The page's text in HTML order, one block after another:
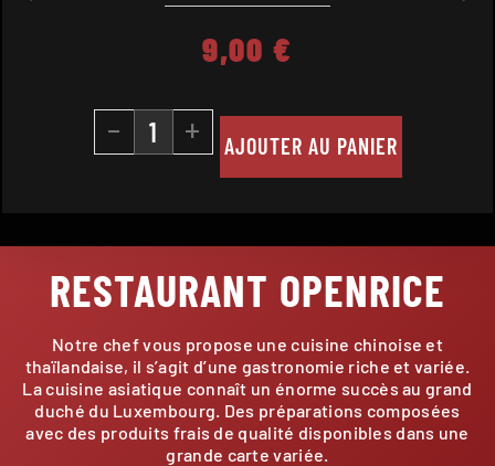
9,00 €
- + AJOUTER AU PANIER
RESTAURANT OPENRICE
Notre chef vous propose une cuisine chinoise et
thaïlandaise, il s’agit d’une gastronomie riche et variée.
La cuisine asiatique connaît un énorme succès au grand
duché du Luxembourg. Des préparations composées
avec des produits frais de qualité disponibles dans une
grande carte variée.